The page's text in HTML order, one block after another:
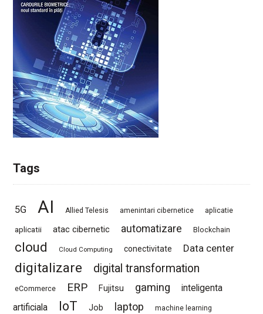
Tags
5G AI Allied Telesis amenintari cibernetice aplicatie
aplicatii atac cibernetic automatizare Blockchain
cloud Cloud Computing conectivitate Data center
digitalizare digital transformation
eCommerce ERP Fujitsu gaming
inteligenta
artificiala
IoT Job laptop machine learning